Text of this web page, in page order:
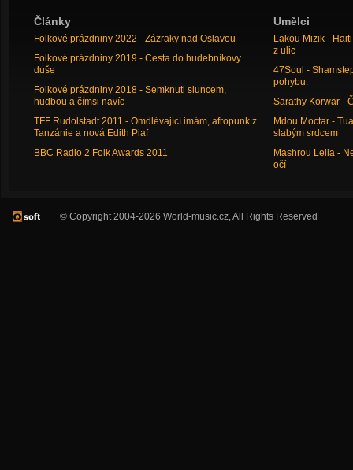
Články
Folkové prázdniny 2022 - Zázraky nad Oslavou
Folkové prázdniny 2019 - Cesta do hudebníkovy
duše
Folkové prázdniny 2018 - Semknuti sluncem,
hudbou a čímsi navíc
TFF Rudolstadt 2011 - Omdlévající imám, afropunk z
Tanzánie a nová Edith Piaf
BBC Radio 2 Folk Awards 2011
Umělci
Lakou Mizik -
z ulic
47Soul -
pohybu.
Sarathy Korwar -
Mdou Moctar -
slabým srdcem
Mashrou Leila -
očí
© Copyright 2004-2026 World-music.cz, All Rights Reserved